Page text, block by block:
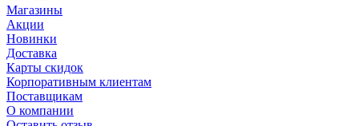
Магазины
Акции
Новинки
Доставка
Карты скидок
Корпоративным клиентам
Поставщикам
О компании